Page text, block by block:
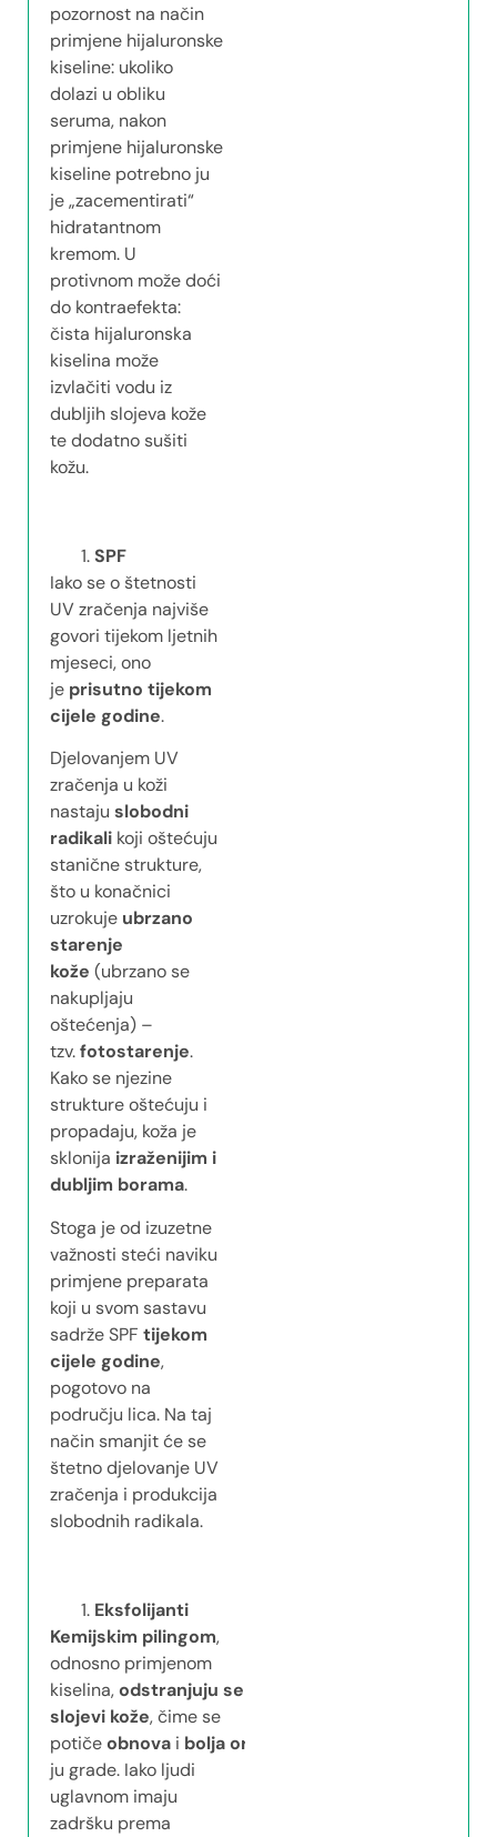
pozornost na način
primjene hijaluronske
kiseline: ukoliko
dolazi u obliku
seruma, nakon
primjene hijaluronske
kiseline potrebno ju
je „zacementirati“
hidratantnom
kremom. U
protivnom može doći
do kontraefekta:
čista hijaluronska
kiselina može
izvlačiti vodu iz
dubljih slojeva kože
te dodatno sušiti
kožu.
SPF
Iako se o štetnosti
UV zračenja najviše
govori tijekom ljetnih
mjeseci, ono
je prisutno tijekom
cijele godine.
Djelovanjem UV
zračenja u koži
nastaju slobodni
radikali koji oštećuju
stanične strukture,
što u konačnici
uzrokuje ubrzano
starenje
kože (ubrzano se
nakupljaju
oštećenja) –
tzv.fotostarenje.
Kako se njezine
strukture oštećuju i
propadaju, koža je
sklonija izraženijim i
dubljim borama.
Stoga je od izuzetne
važnosti steći naviku
primjene preparata
koji u svom sastavu
sadrže SPF tijekom
cijele godine,
pogotovo na
području lica. Na taj
način smanjit će se
štetno djelovanje UV
zračenja i produkcija
slobodnih radikala.
Eksfolijanti
Kemijskim pilingom,
odnosno primjenom
kiselina,odstranjuju se
slojevi kože, čime se
potičeobnova i boljaorganizacija
ju grade. Iako ljudi
uglavnom imaju
zadršku prema